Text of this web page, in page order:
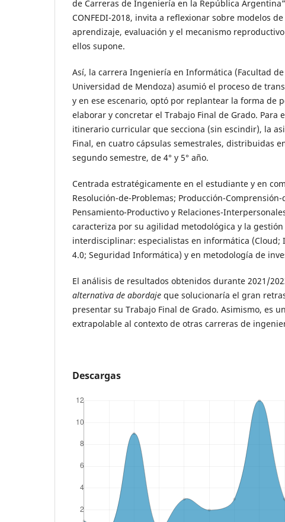
de Carreras de Ingeniería en la República
CONFEDI-2018, invita a reflexionar sobre modelos
aprendizaje, evaluación y el mecanismo
ellos supone.
Así, la carrera Ingeniería en Informática (Facultad
Universidad de Mendoza) asumió el proceso de
y en ese escenario, optó por replantear la forma de
elaborar y concretar el Trabajo Final de Grado. Para
itinerario curricular que secciona (sin escindir), la
Final, en cuatro cápsulas semestrales, distribuidas
segundo semestre, de 4° y 5° año.
Centrada estratégicamente en el estudiante y en
Resolución-de-Problemas; Producción-Comprensión-
Pensamiento-Productivo y Relaciones-
caracteriza por su agilidad metodológica y la
interdisciplinar: especialistas en informática (Cloud;
4.0; Seguridad Informática) y en metodología de
El análisis de resultados obtenidos durante 2021/
alternativa de abordaje que solucionaría el gran
presentar su Trabajo Final de Grado. Asimismo, es
extrapolable al contexto de otras carreras de
Descargas